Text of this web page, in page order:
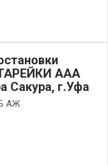
ААА
Сакура, г.Уфа
АЖ